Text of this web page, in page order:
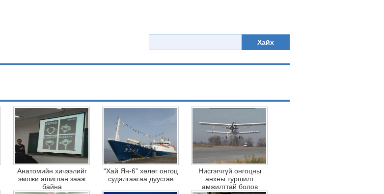
Хайх
Анатомийн хичээлийг
эможи ашиглан зааж
байна
“Хай Ян-6” хөлөг онгоц
судалгаагаа дуусгав
Нисгэгчгүй онгоцны
анхны туршилт
амжилттай болов